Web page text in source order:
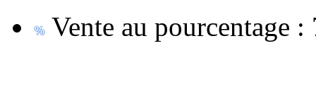
Vente au pourcentage :